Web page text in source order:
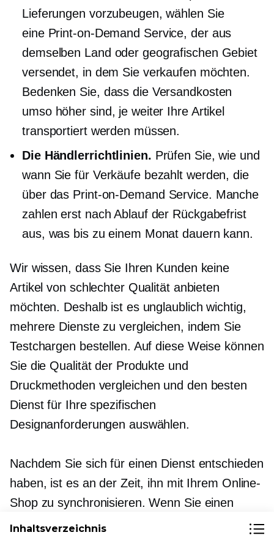
Lieferungen vorzubeugen, wählen Sie
eine Print-on-Demand Service, der aus
demselben Land oder geografischen Gebiet
versendet, in dem Sie verkaufen möchten.
Bedenken Sie, dass die Versandkosten
umso höher sind, je weiter Ihre Artikel
transportiert werden müssen.
Die Händlerrichtlinien. Prüfen Sie, wie und
wann Sie für Verkäufe bezahlt werden, die
über das Print-on-Demand Service. Manche
zahlen erst nach Ablauf der Rückgabefrist
aus, was bis zu einem Monat dauern kann.
Wir wissen, dass Sie Ihren Kunden keine
Artikel von schlechter Qualität anbieten
möchten. Deshalb ist es unglaublich wichtig,
mehrere Dienste zu vergleichen, indem Sie
Testchargen bestellen. Auf diese Weise können
Sie die Qualität der Produkte und
Druckmethoden vergleichen und den besten
Dienst für Ihre spezifischen
Designanforderungen auswählen.
Nachdem Sie sich für einen Dienst entschieden
haben, ist es an der Zeit, ihn mit Ihrem Online-
Shop zu synchronisieren. Wenn Sie einen
Ecwid-Shop haben, können Sie ganz einfach
Inhaltsverzeichnis